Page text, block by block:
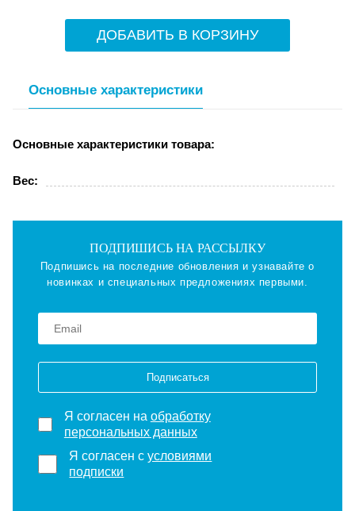
ДОБАВИТЬ В КОРЗИНУ
Основные характеристики
Основные характеристики товара:
Вес:
ПОДПИШИСЬ НА РАССЫЛКУ
Подпишись на последние обновления и узнавайте о
новинках и специальных предложениях первыми.
Подписаться
Я согласен на обработку
персональных данных
Я согласен сусловиями
подписки